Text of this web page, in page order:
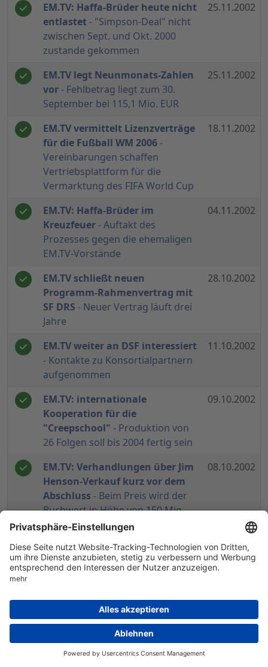
EM.TV: Haffa-Brüder heute nicht
entlastet- "Simpson-Deal" nicht
zwischen Sept. und Okt. 2000
zustande gekommen
25.11.2002
EM.TV legt Neunmonats-Zahlen
vor - Fehlbetrag liegt zum 30.
September bei 115,1 Mio. EUR
25.11.2002
EM.TV vermittelt Lizenzverträge
für die Fußball WM 2006-
Vereinbarungen schaffen
Vertriebsplattform für die
Vermarktung des FIFA World Cup
18.11.2002
EM.TV: Haffa-Brüder im
Kreuzfeuer - Auftakt des
Prozesses gegen die ehemaligen
EM.TV-Vorstände
04.11.2002
EM.TV schließt neuen
Programm-Rahmenvertrag mit
SF DRS - Neuer Vertrag läuft drei
Jahre
28.10.2002
EM.TV weiter an DSF interessiert
- Kontakte zu Konsortialpartnern
aufgenommen
11.10.2002
EM.TV: internationale
Kooperation für die
"Creepschool" - Produktion von
26 Folgen soll bis 2004 fertig sein
09.10.2002
EM.TV: Verhandlungen über Jim
Henson-Verkauf kurz vor dem
Abschluss - Beim Preis wird der
Buchwert in Höhe von 150 Mio.
EUR angestrebt
08.10.2002
EM.TV schließt Volumenvertrag
mit Kinderkanal- Engere
08.10.2002
EM.TV: Plane der Deutschen
Börse nachvollziehbar- Nur bei
konjunktureller Verbesserung hat
der Neue Markt eine Chance
26.09.2002